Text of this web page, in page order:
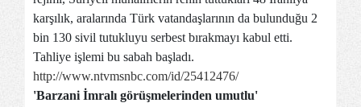
karşılık, aralarında Türk vatandaşlarının da bulunduğu 2
bin 130 sivil tutukluyu serbest bırakmayı kabul etti.
Tahliye işlemi bu sabah başladı.
http://www.ntvmsnbc.com/id/25412476/
'Barzani İmralı görüşmelerinden umutlu'